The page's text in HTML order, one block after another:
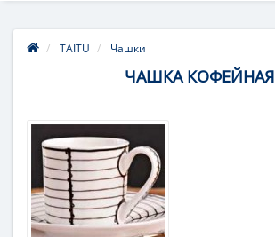
TAITU Чашки
ЧАШКА КОФЕЙНАЯ